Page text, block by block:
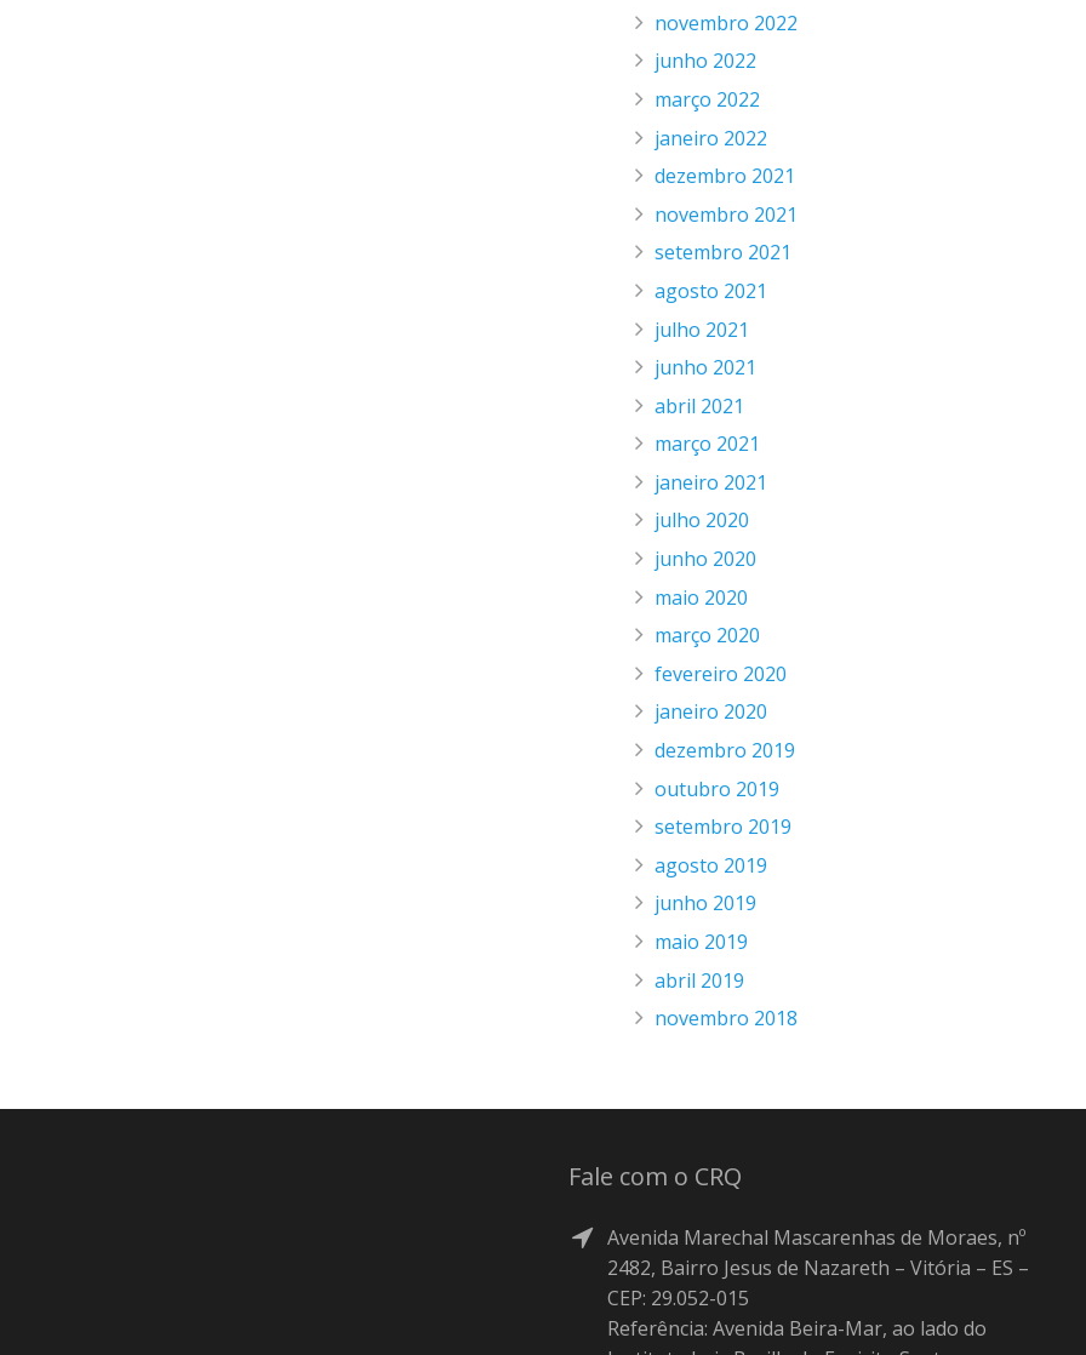
novembro 2022
junho 2022
março 2022
janeiro 2022
dezembro 2021
novembro 2021
setembro 2021
agosto 2021
julho 2021
junho 2021
abril 2021
março 2021
janeiro 2021
julho 2020
junho 2020
maio 2020
março 2020
fevereiro 2020
janeiro 2020
dezembro 2019
outubro 2019
setembro 2019
agosto 2019
junho 2019
maio 2019
abril 2019
novembro 2018
Fale com o CRQ
Avenida Marechal Mascarenhas de Moraes, nº
2482, Bairro Jesus de Nazareth – Vitória – ES –
CEP: 29.052-015
Referência: Avenida Beira-Mar, ao lado do